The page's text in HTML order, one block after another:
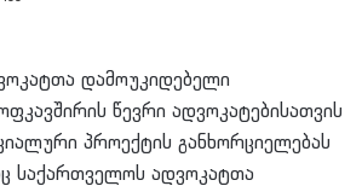
დამოუკიდებელი
წევრი ადვოკატებისათვის
პროექტის განხორციელებას
საქართველოს ადვოკატთა